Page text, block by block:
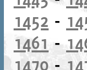
1452 -
1461 -
1470-